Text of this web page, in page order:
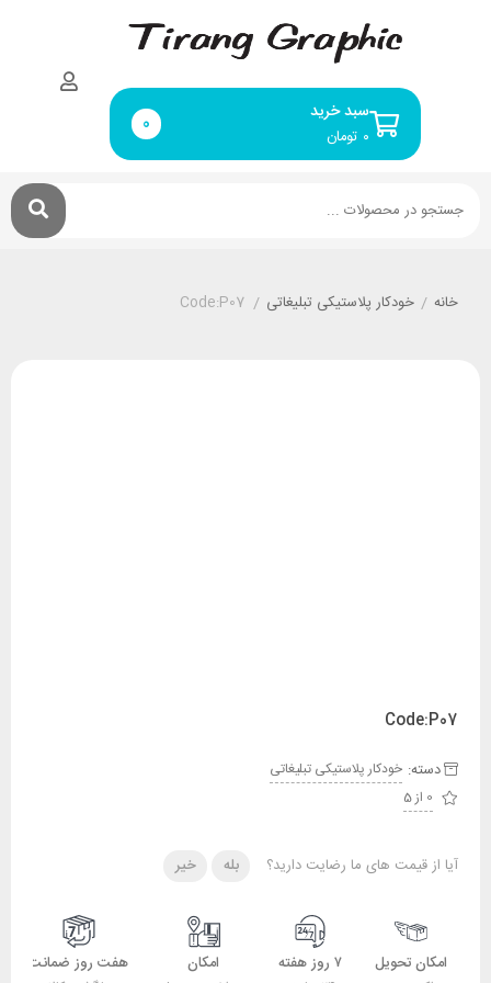
سبد خرید
تومان ۰ 0
خانه / خودکار پلاستیکی تبلیغاتی /
Code:P07
Code:P07
دسته: خودکار پلاستیکی تبلیغاتی
0 از 5
آیا از قیمت های ما رضایت دارید؟ بله خیر
امکان تحویل ۷ روز هفته امکان هفت روز ضمانت